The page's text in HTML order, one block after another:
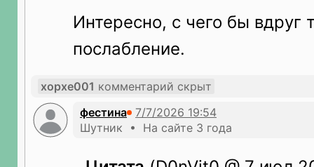
Интересно, с чего бы вдруг
послабление.
xopxe001 комментарий скрыт
фестина
Шутник • На сайте 3 года